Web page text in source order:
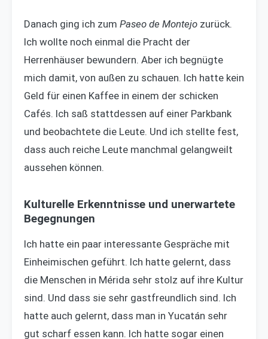
Danach ging ich zum Paseo de Montejo zurück.
Ich wollte noch einmal die Pracht der
Herrenhäuser bewundern. Aber ich begnügte
mich damit, von außen zu schauen. Ich hatte kein
Geld für einen Kaffee in einem der schicken
Cafés. Ich saß stattdessen auf einer Parkbank
und beobachtete die Leute. Und ich stellte fest,
dass auch reiche Leute manchmal gelangweilt
aussehen können.
Kulturelle Erkenntnisse und unerwartete
Begegnungen
Ich hatte ein paar interessante Gespräche mit
Einheimischen geführt. Ich hatte gelernt, dass
die Menschen in Mérida sehr stolz auf ihre Kultur
sind. Und dass sie sehr gastfreundlich sind. Ich
hatte auch gelernt, dass man in Yucatán sehr
gut scharf essen kann. Ich hatte sogar einen